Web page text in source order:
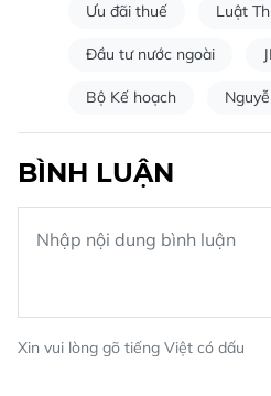
Ưu đãi thuế Luật
Đầu tư nước ngoài
Bộ Kế hoạch
BÌNH LUẬN
Xin vui lòng gõ tiếng Việt có dấu